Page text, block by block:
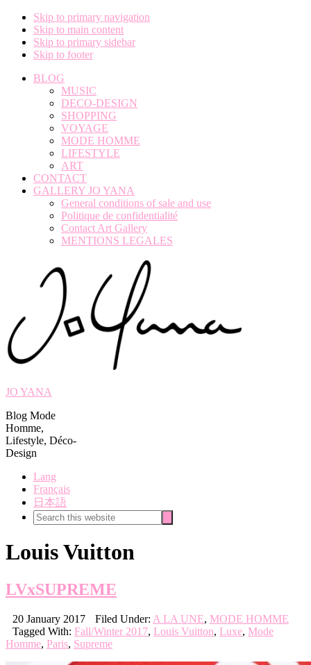
Skip to primary navigation
Skip to main content
Skip to primary sidebar
Skip to footer
BLOG
MUSIC
DECO-DESIGN
SHOPPING
VOYAGE
MODE HOMME
LIFESTYLE
ART
CONTACT
GALLERY JO YANA
General conditions of sale and use
Politique de confidentialité
Contact Art Gallery
MENTIONS LEGALES
JO YANA
Blog Mode
Homme,
Lifestyle, Déco-
Design
Lang
Français
日本語
Search
this
Louis Vuitton
LVxSUPREME
20 January 2017 Filed Under: A LA UNE, MODE HOMME
Tagged With: Fall/Winter 2017, Louis Vuitton, Luxe, Mode
Homme, Paris, Supreme